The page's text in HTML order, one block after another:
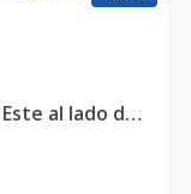
Solar en Boulevard Turístico del Este al lado de Almacenes Unidos